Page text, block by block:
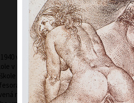
v Praze. Výtvarná studia
v Praze. Od roku 1958
uměleckoprůmyslové v
Karla Svolinského.
na škole pod jeho vedením